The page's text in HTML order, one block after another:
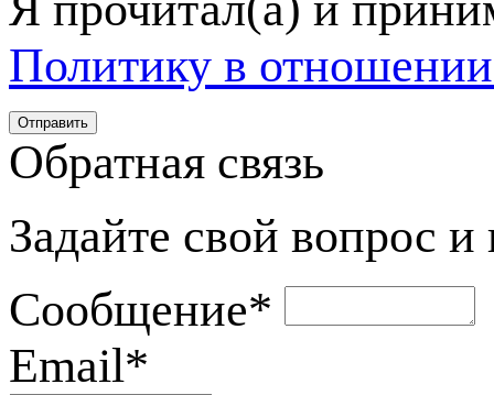
Политику в
Обратная связь
Задайте свой вопрос
Сообщение*
Email*